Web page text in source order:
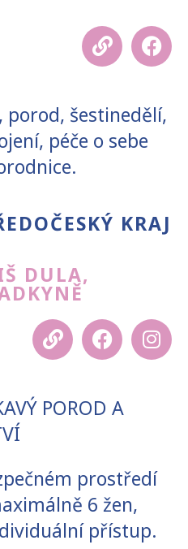
šestinedělí,
péče o sebe
KRAJ
DULA,
POROD A
prostředí
6 žen,
přístup.